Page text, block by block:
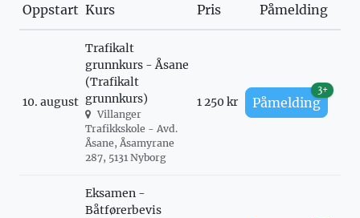
Oppstart Kurs Pris Påmelding
10. august
Trafikalt
grunnkurs - Åsane
(Trafikalt
grunnkurs)
Villanger
Trafikkskole - Avd.
Åsane, Åsamyrane
287, 5131 Nyborg
1 250 kr Påmelding
3+
Eksamen -
Båtførerbevis